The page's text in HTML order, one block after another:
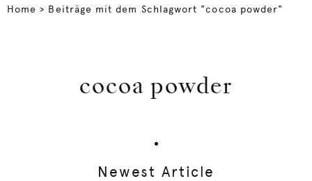
Home > Beiträge mit dem Schlagwort "cocoa powder"
cocoa powder
Newest Article